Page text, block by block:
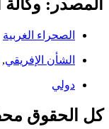
المصدر: وكالة
الصحراء الغربية
الشأن الإفريقي,
دولي
كل الحقوق